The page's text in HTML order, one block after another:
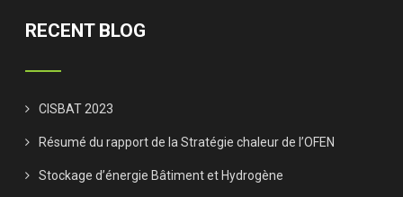
RECENT BLOG
CISBAT 2023
Résumé du rapport de la Stratégie chaleur de l’OFEN
Stockage d’énergie Bâtiment et Hydrogène